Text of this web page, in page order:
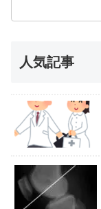
人気記事